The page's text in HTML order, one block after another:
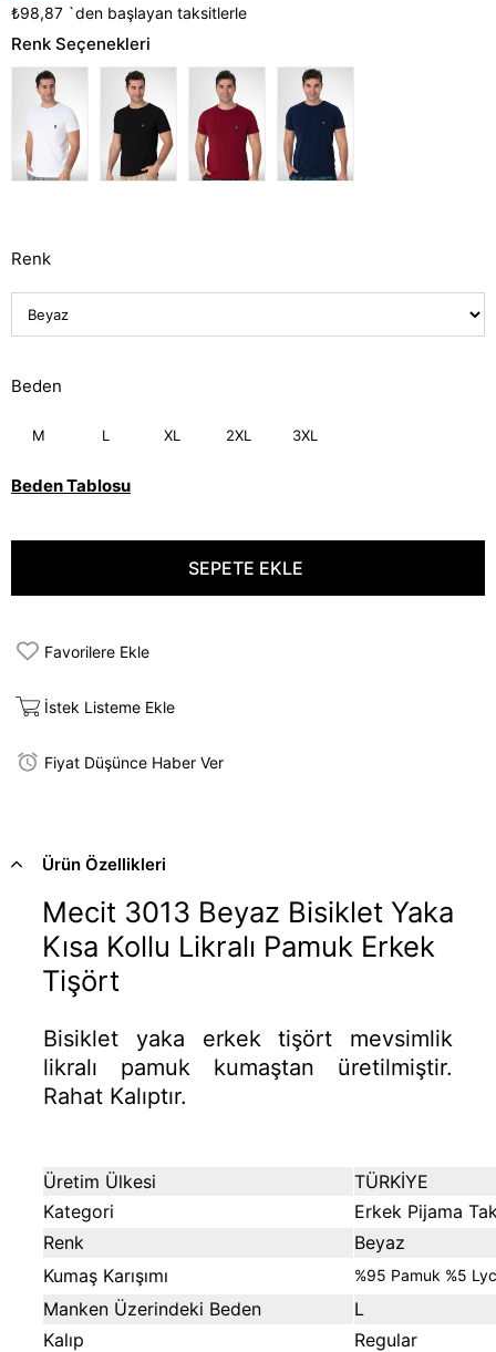
İndirim
₺98,87 `den başlayan taksitlerle
Renk Seçenekleri
Renk
Beden
M L XL 2XL 3XL
Beden Tablosu
Favorilere Ekle
İstek Listeme Ekle
Fiyat Düşünce Haber Ver
Ürün Özellikleri
Mecit 3013 Beyaz Bisiklet Yaka
Kısa Kollu Likralı Pamuk Erkek
Tişört
Bisiklet yaka erkek tişört mevsimlik
likralı pamuk kumaştan üretilmiştir.
Rahat Kalıptır.
Üretim Ülkesi
TÜRKİYE
Kategori
Erkek Pijama
Renk
Beyaz
Kumaş Karışımı
%95 Pamuk %5
Manken Üzerindeki Beden
L
Kalıp
Regular